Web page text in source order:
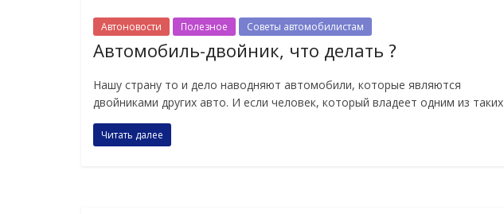
Автоновости Полезное Советы автомобилистам
Автомобиль-двойник, что делать ?
Нашу страну то и дело наводняют автомобили, которые являются
двойниками других авто. И если человек, который владеет одним из таких
Читать далее